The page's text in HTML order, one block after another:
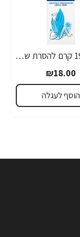
אורנה 19 קרם להסרת שיער לקו הביקיני 90 מ"ל
₪18.00
הוסף לעגלה